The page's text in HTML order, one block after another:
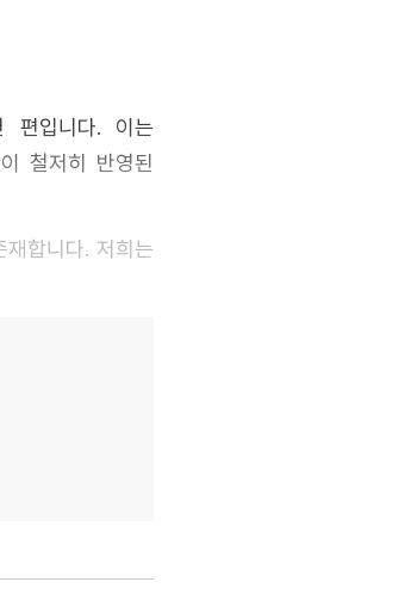
편입니다. 이는
철저히 반영된
합니다. 저희는